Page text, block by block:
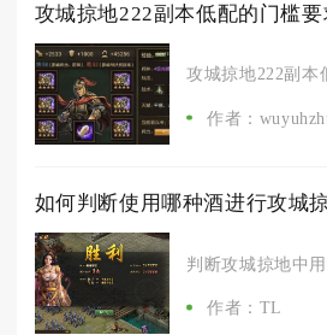
攻城掠地222副本低配的门槛要
攻城掠地222副
作者：
如何判断使用哪种酒进行攻城
判断攻城掠地中
作者：TL